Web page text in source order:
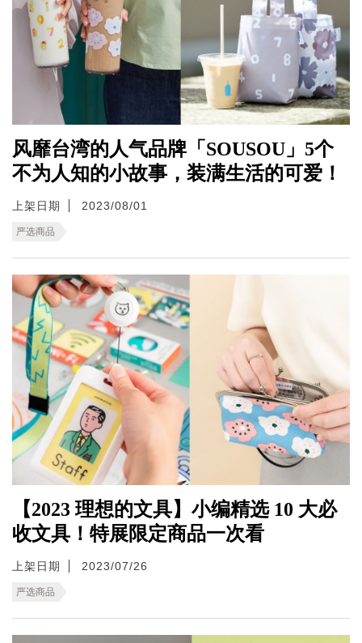
风靡台湾的人气品牌「SOUSOU」5个
不为人知的小故事，装满生活的可爱！
上架日期 2023/08/01
严选商品
【2023 理想的文具】小编精选 10 大必
收文具！特展限定商品一次看
上架日期 2023/07/26
严选商品